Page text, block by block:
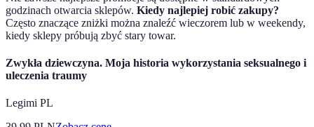
godzinach otwarcia sklepów. Kiedy najlepiej robić zakupy?
Często znaczące zniżki można znaleźć wieczorem lub w weekendy,
kiedy sklepy próbują zbyć stary towar.
Zwykła dziewczyna. Moja historia wykorzystania seksualnego i
uleczenia traumy
Legimi PL